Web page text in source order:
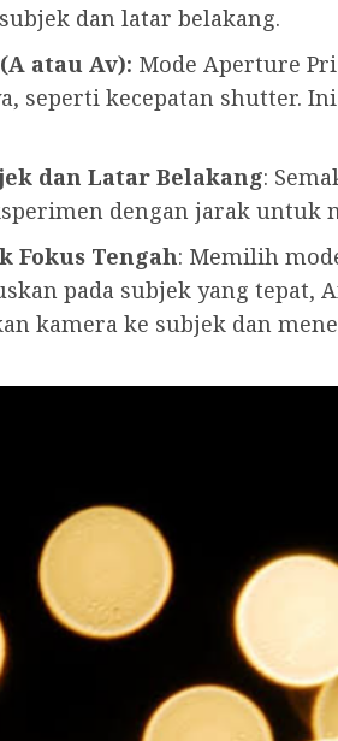
dan latar belakang.
atau Av): Mode Aperture
seperti kecepatan shutter.
dan Latar Belakang:
dengan jarak untuk
Fokus Tengah: Memilih
pada subjek yang tepat,
kamera ke subjek dan